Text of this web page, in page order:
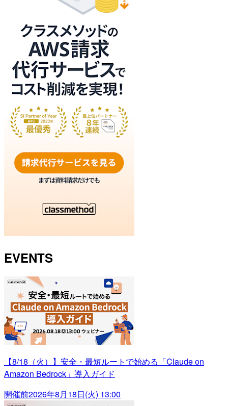
EVENTS
【8/18（火）】安全・最短ルートで始める「Claude on
Amazon Bedrock」導入ガイド
開催前2026年8月18日(火) 13:00